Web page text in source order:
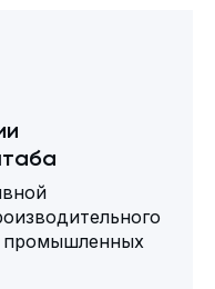
промышленных